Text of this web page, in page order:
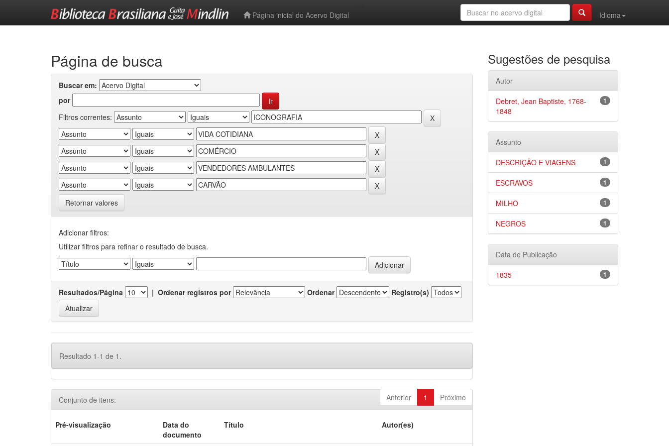
Página inicial do Acervo Digital
Idioma
Página de busca
Buscar em:
por
Filtros correntes:
Retornar valores
Adicionar filtros:
Utilizar filtros para refinar o resultado de busca.
Resultados/Página | Ordenar registros por Ordenar Registro(s)
Resultado 1-1 de 1.
Anterior 1 Próximo
Conjunto de itens:
Pré-visualização
Data do
documento
Título Autor(es)
Sugestões de pesquisa
Autor
1
Debret, Jean Baptiste, 1768-
1848
Assunto
1
DESCRIÇÃO E VIAGENS
1
ESCRAVOS
1
MILHO
1
NEGROS
Data de Publicação
1
1835